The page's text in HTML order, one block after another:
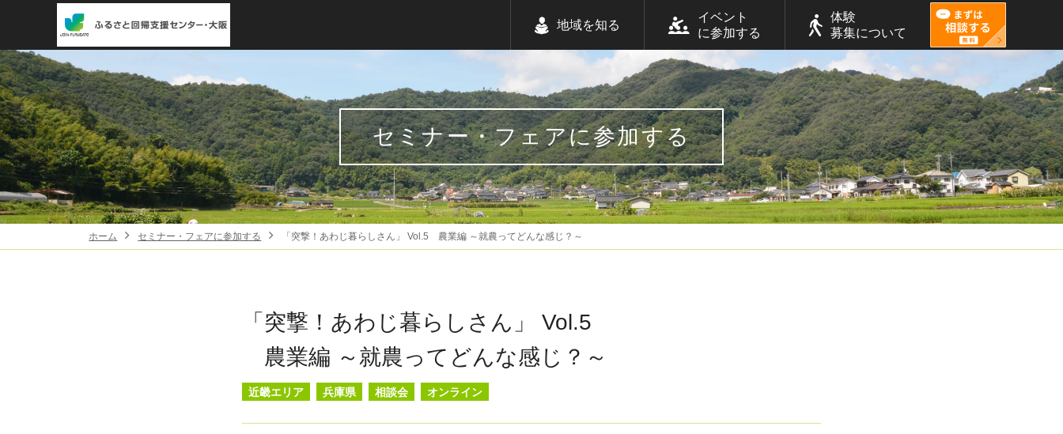
地域を知る
イベント
に参加する
体験
募集について
セミナー・フェアに参加する
ホーム セミナー・フェアに参加する 「突撃！あわじ暮らしさん」 Vol.5 農業編 ～就農ってどんな感じ？～
「突撃！あわじ暮らしさん」 Vol.5
農業編 ～就農ってどんな感じ？～
近畿エリア 兵庫県 相談会 オンライン